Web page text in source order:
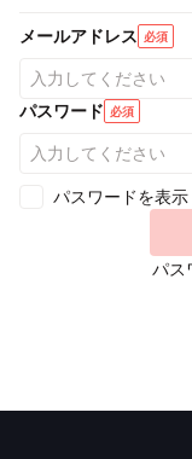
メールアドレス 必須
パスワード 必須
パスワードを表示
パス